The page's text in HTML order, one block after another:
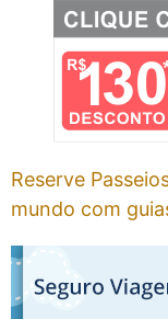
Reserve
mundo com